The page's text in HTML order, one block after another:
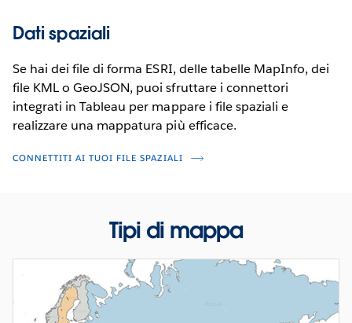
Dati spaziali
Se hai dei file di forma ESRI, delle tabelle MapInfo, dei
file KML o GeoJSON, puoi sfruttare i connettori
integrati in Tableau per mappare i file spaziali e
realizzare una mappatura più efficace.
CONNETTITI AI TUOI FILE SPAZIALI
Tipi di mappa